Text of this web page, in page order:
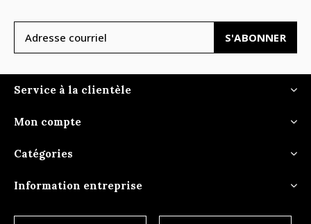
S'ABONNER
Service à la clientèle
Mon compte
Catégories
Information entreprise